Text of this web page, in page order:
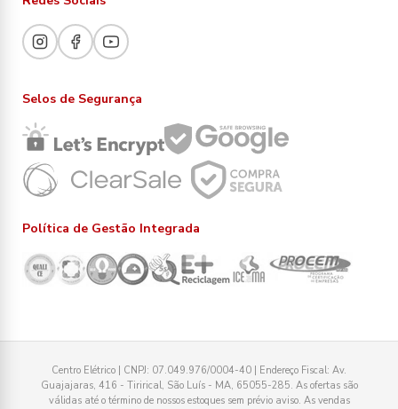
Selos de Segurança
Política de Gestão Integrada
Centro Elétrico | CNPJ: 07.049.976/0004-40 | Endereço Fiscal: Av.
Guajajaras, 416 - Tirirical, São Luís - MA, 65055-285. As ofertas são
válidas até o término de nossos estoques sem prévio aviso. As vendas